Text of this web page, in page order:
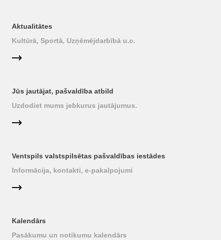
Aktualitātes
Kultūrā, Sportā, Uzņēmējdarbībā u.c.
Jūs jautājat, pašvaldība atbild
Uzdodiet mums jebkurus jautājumus.
Ventspils valstspilsētas pašvaldības iestādes
Informācija, kontakti, e-pakalpojumi
Kalendārs
Pasākumu un notikumu kalendārs